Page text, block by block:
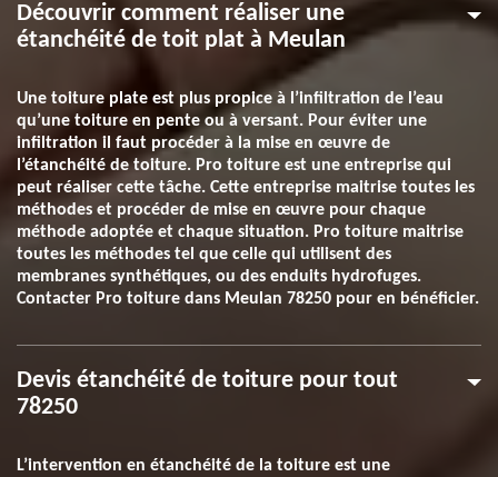
Découvrir comment réaliser une
étanchéité de toit plat à Meulan
Une toiture plate est plus propice à l’infiltration de l’eau
qu’une toiture en pente ou à versant. Pour éviter une
infiltration il faut procéder à la mise en œuvre de
l’étanchéité de toiture. Pro toiture est une entreprise qui
peut réaliser cette tâche. Cette entreprise maitrise toutes les
méthodes et procéder de mise en œuvre pour chaque
méthode adoptée et chaque situation. Pro toiture maitrise
toutes les méthodes tel que celle qui utilisent des
membranes synthétiques, ou des enduits hydrofuges.
Contacter Pro toiture dans Meulan 78250 pour en bénéficier.
Devis étanchéité de toiture pour tout
78250
L’intervention en étanchéité de la toiture est une